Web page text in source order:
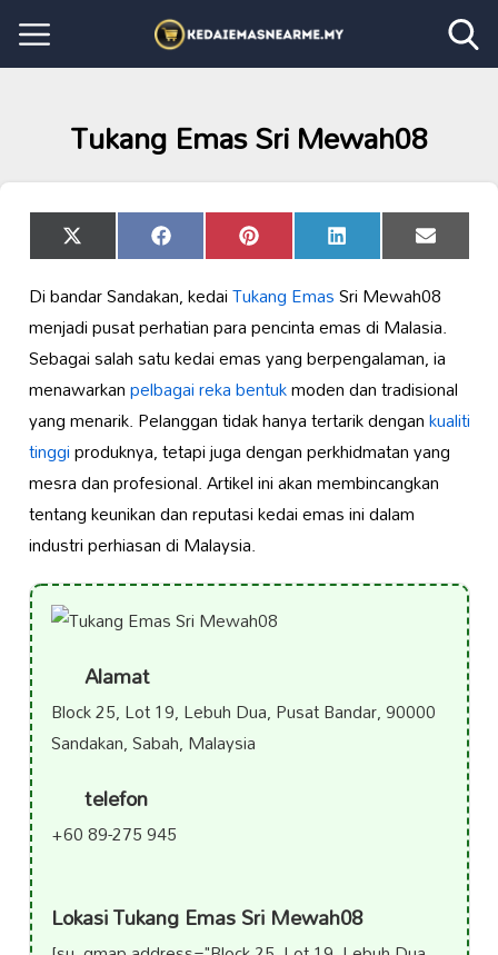
Tukang Emas Sri Mewah08
Share
on
X
(Twitter)
Share
on
Facebook Share
on
Pinterest Share
on
LinkedIn Share
on
Email
Di bandar Sandakan, kedaiTukang EmasSri Mewah08
menjadi pusat perhatian para pencinta emas di Malasia.
Sebagai salah satu kedai emas yang berpengalaman, ia
menawarkanpelbagai reka bentukmoden dan tradisional
yang menarik. Pelanggan tidak hanya tertarik dengankualiti
tinggiproduknya, tetapi juga dengan perkhidmatan yang
mesra dan profesional. Artikel ini akan membincangkan
tentang keunikan dan reputasi kedai emas ini dalam
industri perhiasan di Malaysia.
Alamat
Block 25, Lot 19, Lebuh Dua, Pusat Bandar, 90000
Sandakan, Sabah, Malaysia
telefon
+60 89-275 945
Lokasi Tukang Emas Sri Mewah08